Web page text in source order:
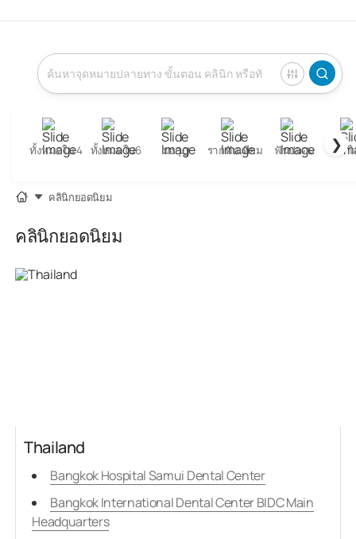
ทั้งหมดใน 4 ทั้งหมดใน6 มงกุฎ รากฟันเทียม ฟันปลอม ❯
คลินิกยอดนิยม
คลินิกยอดนิยม
Thailand
Bangkok Hospital Samui Dental Center
Bangkok International Dental Center BIDC Main
Headquarters